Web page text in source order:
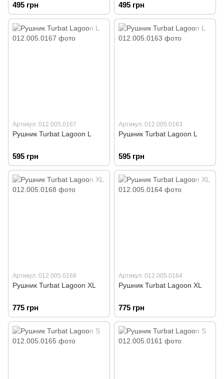
495 грн 495 грн
Артикул: 012.005.0167
Рушник Turbat Lagoon L
595 грн
Артикул: 012.005.0163
Рушник Turbat Lagoon L
595 грн
Артикул: 012.005.0168
Рушник Turbat Lagoon XL
775 грн
Артикул: 012.005.0164
Рушник Turbat Lagoon XL
775 грн